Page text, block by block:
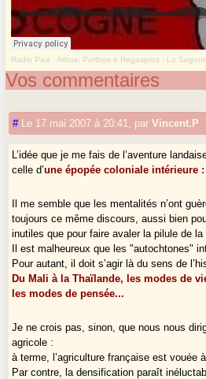
Radio Pais · Athos, Porthos e Regaspros : Lo
Vos commentaires
# Le 17 mai 2007 à 20:41 parVincent.P
L’idée que je me fais de l’aventure
celle d’une épopée coloniale intérieure
Il me semble que les mentalités n’ont
toujours ce même discours, aussi bien
inutiles que pour faire avaler la pilule de la
Il est malheureux que les "autochtones"
Pour autant, il doit s’agir là du sens de
Du Mali à la Thaïlande, les modes de
les modes de pensée...
Je ne crois pas, sinon, que nous nous
agricole :
à terme, l’agriculture française est vouée
Par contre, la densification paraît